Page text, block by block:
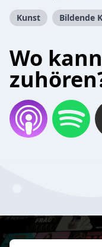
Kunst Bildende
Wo